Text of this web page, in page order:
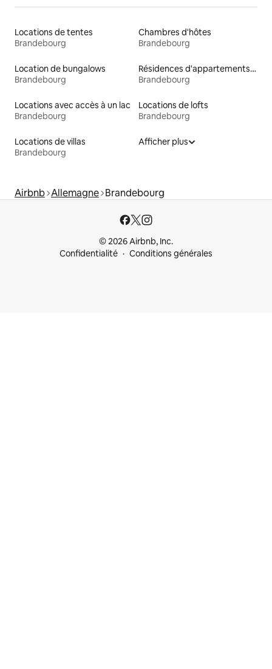
Locations de tentes
Brandebourg
Chambres d'hôtes
Brandebourg
Location de bungalows
Brandebourg
Résidences d'appartements en location
Brandebourg
Locations avec accès à un lac
Brandebourg
Locations de lofts
Brandebourg
Locations de villas
Brandebourg
Afficher plus
Airbnb Allemagne Brandebourg
© 2026 Airbnb, Inc.
Confidentialité
Conditions générales